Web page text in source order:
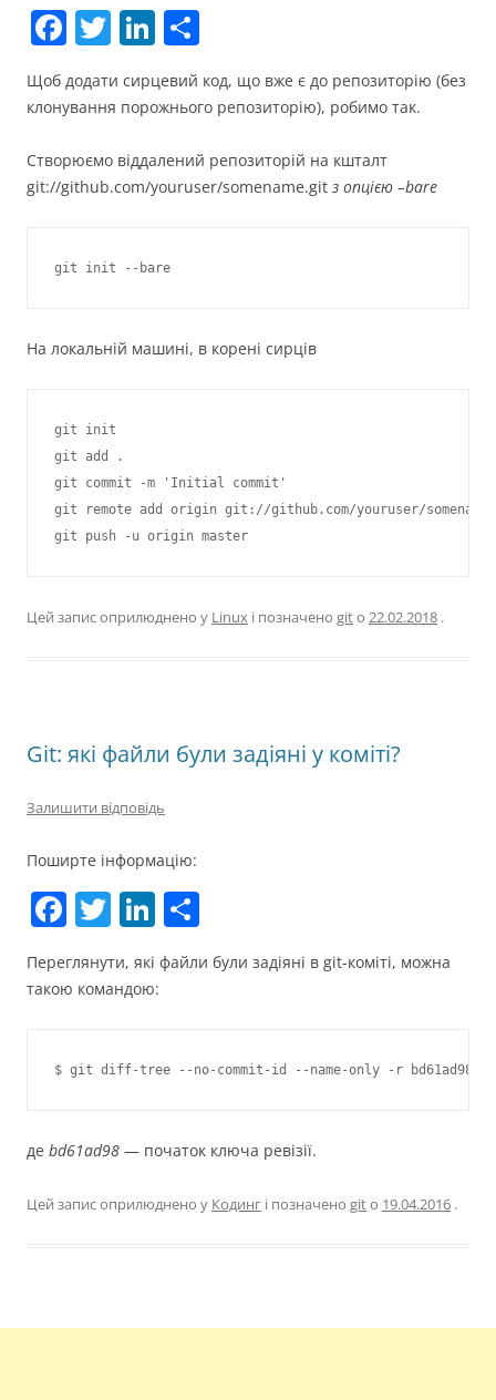
F
c
b
o
k
T
itt
Li
k
dI
n
ді
и
т
Щоб додати сирцевий код, що вже є до репозиторію (без
клонування порожнього репозиторію), робимо так.
Створюємо віддалений репозиторій на кшталт
git://github.com/youruser/somename.git з опцією –bare
На локальній машині, в корені сирців
git init
git add .
git commit -m 'Initial commit'
git remote add origin git://github.com/youruser/
Цей запис оприлюднено у Linux і позначено gitо 22.02.2018 .
Git: які файли були задіяні у коміті?
Залишити відповідь
Поширте інформацію:
F
c
b
o
k
T
itt
Li
n
k
n
о
ді
т
с
я
Переглянути, які файли були задіяні в git-коміті, можна
такою командою:
де bd61ad98 — початок ключа ревізії.
Цей запис оприлюднено у Кодинг і позначено gitо 19.04.2016 .